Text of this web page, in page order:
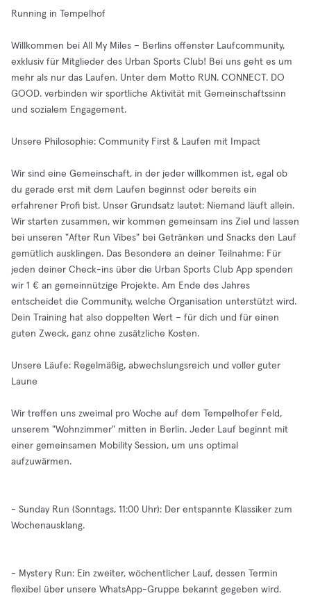
Running in Tempelhof
Willkommen bei All My Miles – Berlins offenster Laufcommunity,
exklusiv für Mitglieder des Urban Sports Club! Bei uns geht es um
mehr als nur das Laufen. Unter dem Motto RUN. CONNECT. DO
GOOD. verbinden wir sportliche Aktivität mit Gemeinschaftssinn
und sozialem Engagement.
Unsere Philosophie: Community First & Laufen mit Impact
Wir sind eine Gemeinschaft, in der jeder willkommen ist, egal ob
du gerade erst mit dem Laufen beginnst oder bereits ein
erfahrener Profi bist. Unser Grundsatz lautet: Niemand läuft allein.
Wir starten zusammen, wir kommen gemeinsam ins Ziel und lassen
bei unseren "After Run Vibes" bei Getränken und Snacks den Lauf
gemütlich ausklingen. Das Besondere an deiner Teilnahme: Für
jeden deiner Check-ins über die Urban Sports Club App spenden
wir 1 € an gemeinnützige Projekte. Am Ende des Jahres
entscheidet die Community, welche Organisation unterstützt wird.
Dein Training hat also doppelten Wert – für dich und für einen
guten Zweck, ganz ohne zusätzliche Kosten.
Unsere Läufe: Regelmäßig, abwechslungsreich und voller guter
Laune
Wir treffen uns zweimal pro Woche auf dem Tempelhofer Feld,
unserem "Wohnzimmer" mitten in Berlin. Jeder Lauf beginnt mit
einer gemeinsamen Mobility Session, um uns optimal
aufzuwärmen.
- Sunday Run (Sonntags, 11:00 Uhr): Der entspannte Klassiker zum
Wochenausklang.
- Mystery Run: Ein zweiter, wöchentlicher Lauf, dessen Termin
flexibel über unsere WhatsApp-Gruppe bekannt gegeben wird.